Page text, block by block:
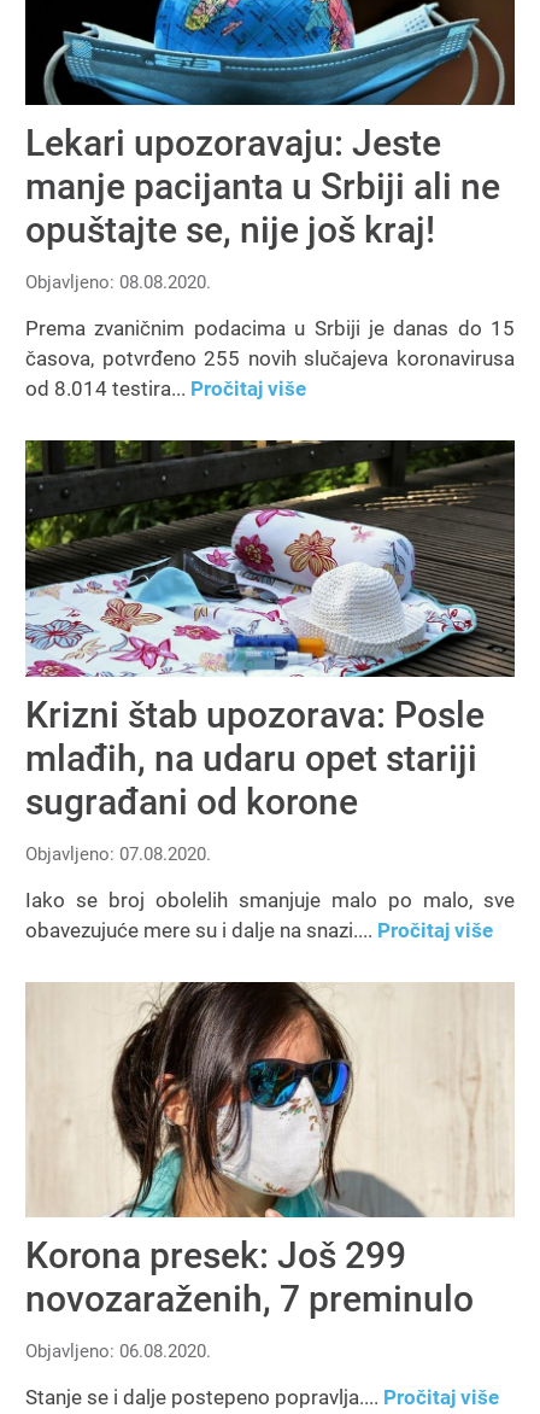
Lekari upozoravaju: Jeste
manje pacijanta u Srbiji ali ne
opuštajte se, nije još kraj!
Objavljeno: 08.08.2020.
Prema zvaničnim podacima u Srbiji je danas do 15
časova, potvrđeno 255 novih slučajeva koronavirusa
od 8.014 testira... Pročitaj više
Krizni štab upozorava: Posle
mlađih, na udaru opet stariji
sugrađani od korone
Objavljeno: 07.08.2020.
Iako se broj obolelih smanjuje malo po malo, sve
obavezujuće mere su i dalje na snazi.... Pročitaj više
Korona presek: Još 299
novozaraženih, 7 preminulo
Objavljeno: 06.08.2020.
Stanje se i dalje postepeno popravlja.... Pročitaj više